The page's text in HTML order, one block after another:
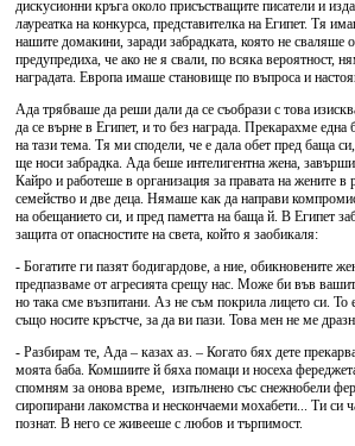
дискусионни кръга около присъстващите писатели и
лауреатка на конкурса, представителка на Египет. Тя
нашите домакини, заради забрадката, която не сваляше
предупредиха, че ако не я свали, по всяка вероятност,
наградата. Европа имаше становище по въпроса и
Ада трябваше да реши дали да се съобрази с това
да се върне в Египет, и то без награда. Прекарахме
на тази тема. Тя ми сподели, че е дала обет пред баща
ще носи забрадка. Ада беше интелигентна жена,
Кайро и работеше в организация за правата на жените
семейство и две деца. Нямаше как да направи
на обещанието си, и пред паметта на баща й. В Египет
защита от опасностите на света, който я заобикаля:
- Богатите ги пазят бодигардове, а ние, обикновените
предпазваме от агресията срещу нас. Може би във
но така сме възпитани. Аз не съм покрила лицето си. То
също носите кръстче, за да ви пази. Това мен не ме
- Разбирам те, Ада – казах аз. – Когато бях дете
моята баба. Комшиите й бяха помаци и носеха
спомням за онова време, изпълнено със снежнобели
сиропирани лакомства и нескончаеми мохабети... Ти си
познат. В него се живееше с любов и търпимост.